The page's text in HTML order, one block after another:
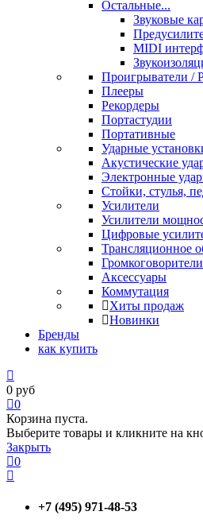
Остальные...
Звуковые
MIDI
Проигрыватели /
Плееры
Рекордеры
Портастудии
Портативные
Ударные
Акустические
Электронные
Стойки, стулья,
Усилители
Усилители
Цифровые
Трансляционное
Громкоговорители
Аксессуары
Коммутация
Хиты продаж
Новинки
Бренды
как купить
0 руб
0
Корзина пуста.
Выберите товары и кликните на
Закрыть
0
+7 (495) 971-48-53